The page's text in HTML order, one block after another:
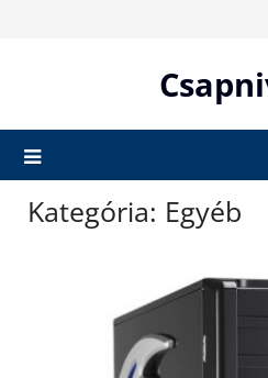
Kategória: Egyéb